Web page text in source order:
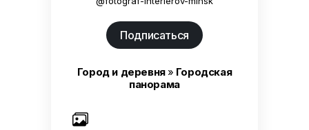
Подписаться
Город и деревня» Городская
панорама